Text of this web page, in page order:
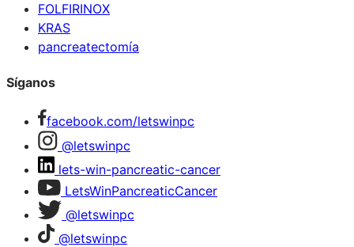
FOLFIRINOX
KRAS
pancreatectomía
Síganos
facebook.com/letswinpc
@letswinpc
lets-win-pancreatic-cancer
LetsWinPancreaticCancer
@letswinpc
@letswinpc